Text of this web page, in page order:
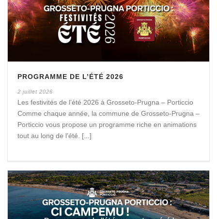
PROGRAMME DE L’ÉTÉ 2026
2 juillet 2026
Les festivités de l’été 2026 à Grosseto-Prugna – Porticcio
Comme chaque année, la commune de Grosseto-Prugna –
Porticcio vous propose un programme riche en animations
tout au long de l’été. [...]